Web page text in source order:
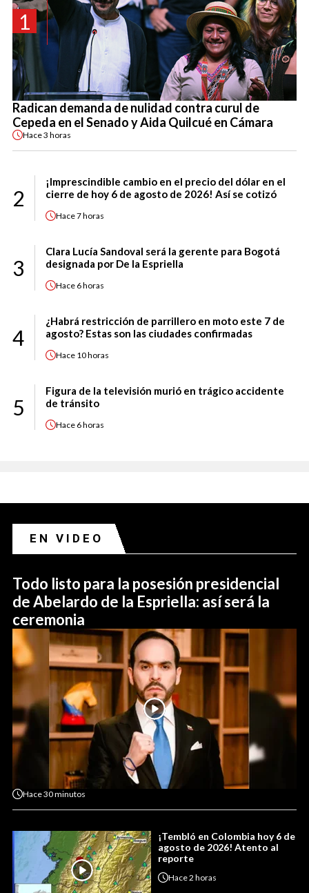
1
Radican demanda de nulidad contra curul de
Cepeda en el Senado y Aida Quilcué en Cámara
Hace3 horas
2
¡Imprescindible cambio en el precio del dólar en el
cierre de hoy 6 de agosto de 2026! Así se cotizó
Hace7 horas
3
Clara Lucía Sandoval será la gerente para Bogotá
designada por De la Espriella
Hace 6 horas
4
¿Habrá restricción de parrillero en moto este 7 de
agosto? Estas son las ciudades confirmadas
Hace 10 horas
5
Figura de la televisión murió en trágico accidente
de tránsito
Hace 6 horas
EN VIDEO
Todo listo para la posesión presidencial
de Abelardo de la Espriella: así será la
ceremonia
Hace30 minutos
¡Tembló en Colombia hoy 6 de
agosto de 2026! Atento al
reporte
Hace2 horas